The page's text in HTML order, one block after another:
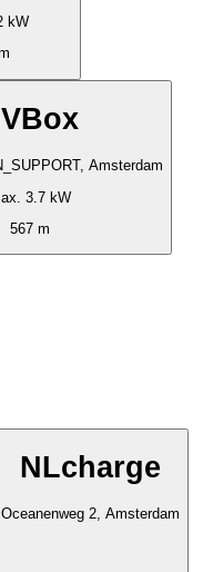
kW
Amsterdam
3.7 kW
567 m
NLcharge
Oceanenweg 2, Amsterdam